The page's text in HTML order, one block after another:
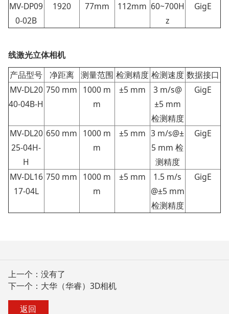
MV-DP09
0-02B
1920 77mm 112mm 60~700H
z
GigE
线激光立体相机
产品型号
净距离 测量范围 检测精度 检测速度 数据接口
MV-DL20
40-04B-H
750 mm 1000 m
m
±5 mm
3 m/s@
±5 mm
检测精度
GigE
MV-DL20
25-04H-
H
650 mm 1000 m
m
±5 mm 3 m/s@±
5 mm 检
测精度
GigE
MV-DL16
17-04L
750 mm 1000 m
m
±5 mm
1.5 m/s
@±5 mm
检测精度
GigE
上一个：没有了
下一个： 大华（华睿）3D相机
返回